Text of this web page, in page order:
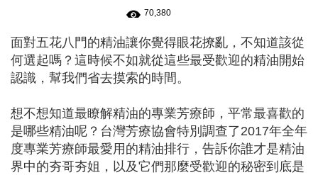
70,380
面對五花八門的精油讓你覺得眼花撩亂，不知道該從
何選起嗎？這時候不如就從這些最受歡迎的精油開始
認識，幫我們省去摸索的時間。
想不想知道最瞭解精油的專業芳療師，平常最喜歡的
是哪些精油呢？台灣芳療協會特別調查了2017年全年
度專業芳療師最愛用的精油排行，告訴你誰才是精油
界中的夯哥夯姐，以及它們那麼受歡迎的秘密到底是